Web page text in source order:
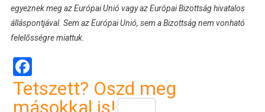
egyeznek meg az Európai Unió vagy az Európai Bizottság hivatalos
álláspontjával. Sem az Európai Unió, sem a Bizottság nem vonható
felelősségre miattuk.
Facebook
Tetszett? Oszd meg
másokkal is!